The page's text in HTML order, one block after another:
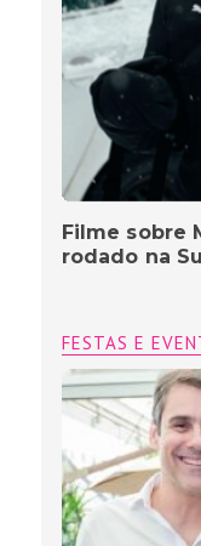
Filme sobre
rodado na
FESTAS E